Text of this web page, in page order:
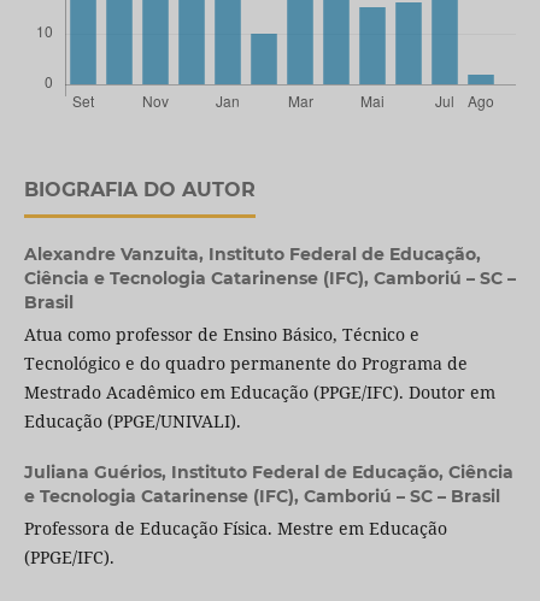
BIOGRAFIA DO AUTOR
Alexandre Vanzuita, Instituto Federal de Educação,
Ciência e Tecnologia Catarinense (IFC), Camboriú – SC –
Brasil
Atua como professor de Ensino Básico, Técnico e
Tecnológico e do quadro permanente do Programa de
Mestrado Acadêmico em Educação (PPGE/IFC). Doutor em
Educação (PPGE/UNIVALI).
Juliana Guérios, Instituto Federal de Educação, Ciência
e Tecnologia Catarinense (IFC), Camboriú – SC – Brasil
Professora de Educação Física. Mestre em Educação
(PPGE/IFC).